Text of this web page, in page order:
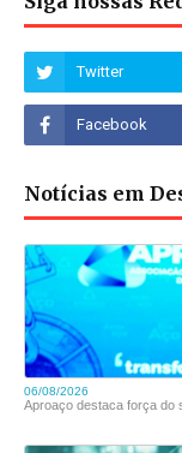
Notícias em